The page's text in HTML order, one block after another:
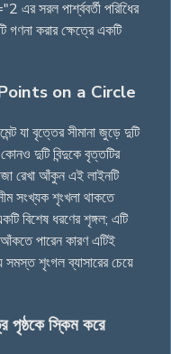
সরল পার্শ্ববর্তী পরিধিের
গণনা করার ক্ষেত্রে একটি
on a Circle
যা বৃত্তের সীমানা জুড়ে দুটি
দুটি বিন্দুকে বৃত্তটির
রেখা আঁকুন এই লাইনটি
সংখ্যক শৃংখলা থাকতে
বিশেষ ধরণের শৃঙ্গল; এটি
পারেন কারণ এটিই
সমস্ত শৃংগল ব্যাসারের চেয়ে
পৃষ্ঠকে স্কিম করে